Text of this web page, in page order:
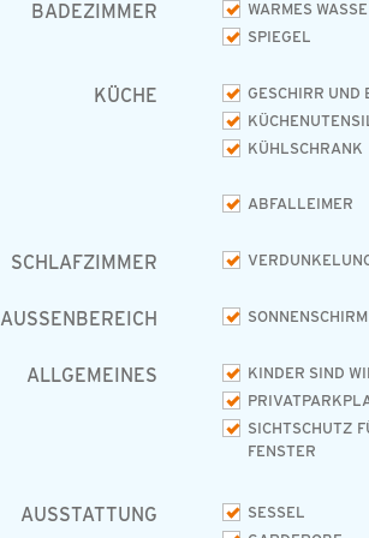
BADEZIMMER
WARMES
SPIEGEL
KÜCHE
GESCHIRR UND
KÜHLSCHRANK
ABFALLEIMER
SCHLAFZIMMER
AUSSENBEREICH SONNENSCHIRM
ALLGEMEINES
KINDER SIND
SICHTSCHUTZ
FENSTER
AUSSTATTUNG
SESSEL